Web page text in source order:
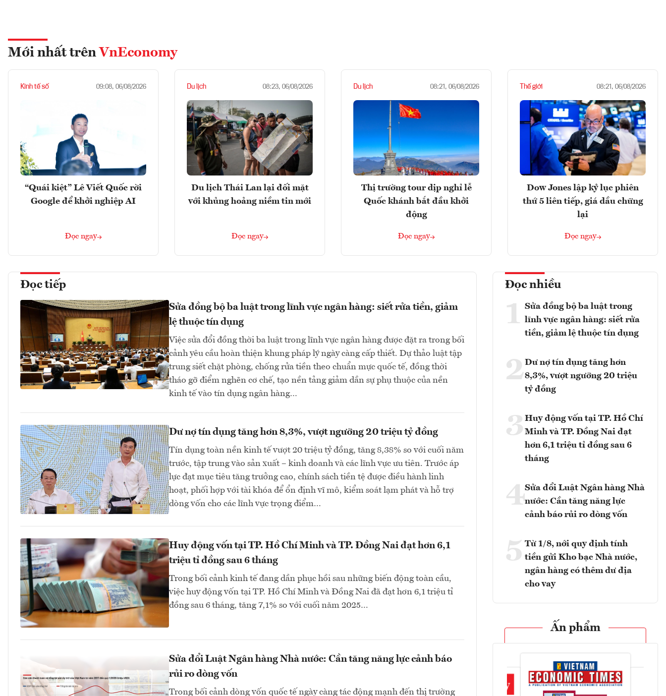
Mới nhất trên VnEconomy
Kinh tế số 09:08, 06/08/2026
“Quái kiệt” Lê Viết Quốc rời
Google để khởi nghiệp AI
Đọc ngay
Du lịch 08:23, 06/08/2026
Du lịch Thái Lan lại đối mặt
với khủng hoảng niềm tin mới
Đọc ngay
Du lịch 08:21, 06/08/2026
Thị trường tour dịp nghỉ lễ
Quốc khánh bắt đầu khởi
động
Đọc ngay
Thế giới 08:21, 06/08/2026
Dow Jones lập kỷ lục phiên
thứ 5 liên tiếp, giá dầu chững
lại
Đọc ngay
Đọc tiếp
Sửa đồng bộ ba luật trong lĩnh vực ngân hàng: siết rửa tiền, giảm
lệ thuộc tín dụng
Việc sửa đổi đồng thời ba luật trong lĩnh vực ngân hàng được đặt ra trong bối
cảnh yêu cầu hoàn thiện khung pháp lý ngày càng cấp thiết. Dự thảo luật tập
trung siết chặt phòng, chống rửa tiền theo chuẩn mực quốc tế, đồng thời
tháo gỡ điểm nghẽn cơ chế, tạo nền tảng giảm dần sự phụ thuộc của nền
kinh tế vào tín dụng ngân hàng…
Dư nợ tín dụng tăng hơn 8,3%, vượt ngưỡng 20 triệu tỷ đồng
Tín dụng toàn nền kinh tế vượt 20 triệu tỷ đồng, tăng 8,38% so với cuối năm
trước, tập trung vào sản xuất – kinh doanh và các lĩnh vực ưu tiên. Trước áp
lực đạt mục tiêu tăng trưởng cao, chính sách tiền tệ được điều hành linh
hoạt, phối hợp với tài khóa để ổn định vĩ mô, kiểm soát lạm phát và hỗ trợ
dòng vốn cho các lĩnh vực trọng điểm…
Huy động vốn tại TP. Hồ Chí Minh và TP. Đồng Nai đạt hơn 6,1
triệu tỉ đồng sau 6 tháng
Trong bối cảnh kinh tế đang dần phục hồi sau những biến động toàn cầu,
việc huy động vốn tại TP. Hồ Chí Minh và Đồng Nai đã đạt hơn 6,1 triệu tỉ
đồng sau 6 tháng, tăng 7,1% so với cuối năm 2025…
Sửa đổi Luật Ngân hàng Nhà nước: Cần tăng năng lực cảnh báo
rủi ro dòng vốn
Trong bối cảnh dòng vốn quốc tế ngày càng tác động mạnh đến thị trường
Đọc nhiều
1 Sửa đồng bộ ba luật trong
lĩnh vực ngân hàng: siết rửa
tiền, giảm lệ thuộc tín dụng
2Dư nợ tín dụng tăng hơn
8,3%, vượt ngưỡng 20 triệu
tỷ đồng
3 Huy động vốn tại TP. Hồ Chí
Minh và TP. Đồng Nai đạt
hơn 6,1 triệu tỉ đồng sau 6
tháng
4Sửa đổi Luật Ngân hàng Nhà
nước: Cần tăng năng lực
cảnh báo rủi ro dòng vốn
5 Từ 1/8, nới quy định tính
tiền gửi Kho bạc Nhà nước,
ngân hàng có thêm dư địa
cho vay
Ấn phẩm